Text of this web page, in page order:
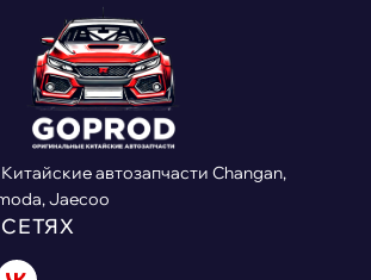
автозапчасти Changan,
Jaecoo